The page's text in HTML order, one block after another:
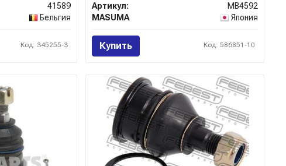
41589
Бельгия
Код: 345255-3
Артикул:
MB4592
MASUMA
Япония
Купить Код: 586851-10